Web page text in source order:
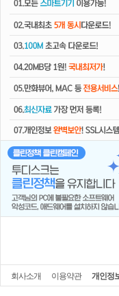
회사소개 이용약관 개인정